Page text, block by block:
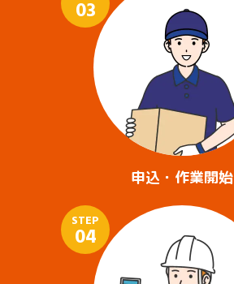
03
申込・作業開始
STEP
04